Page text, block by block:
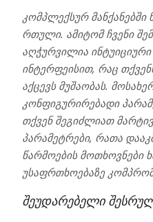
კომპლექსურ მანქანებში
რთული. ამიტომ ჩვენი
აღჭურვილია
ინტერფეისით, რაც
აქცევს მუშაობას.
კონფიგურირებადი
თქვენ შეგიძლიათ
პარამეტრები, რათა
წარმოების მოთხოვნები
უსაფრთხოებაზე
შეუდარებელი